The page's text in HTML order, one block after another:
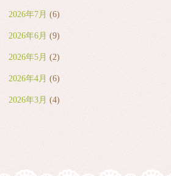
2026年7月 (6)
2026年6月 (9)
2026年5月 (2)
2026年4月 (6)
2026年3月 (4)